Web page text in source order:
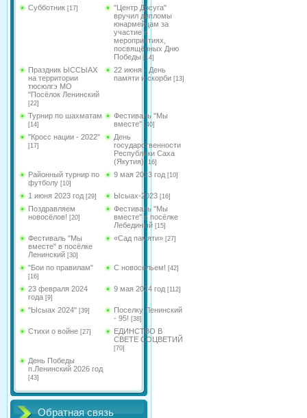
Субботник [17]
"Центр Досуга"
вручил дипломы
юнармейцам за
участие в
мероприятиях,
посвящённых Дню
Победы [14]
Праздник ЫССЫАХ
на территории
тюсюлгэ МО
"Посёлок Ленинский
[22]
22 июня - День
памяти и скорби [13]
Турнир по шахматам
[14]
Фестиваль "Мы
вместе" [40]
"Кросс нации - 2022"
[17]
День
государственности
Республики Саха
(Якутия) [16]
Районный турнир по
футболу [10]
9 мая 2023 год [10]
1 июня 2023 год [29] Ысыах-2023 [16]
Поздравляем
новосёлов! [20]
Фестиваль "Мы
вместе" в посёлке
Лебединый [15]
Фестиваль "Мы
вместе" в посёлке
Ленинский [30]
«Сад памяти» [27]
"Бои по правилам"
[16]
С новосельем! [42]
23 февраля 2024
года [9]
9 мая 2024 год [112]
"Ысыах 2024" [39]
Поселку Ленинский
- 95! [38]
Стихи о войне [27]
ЕДИНСТВО В
СВЕТЕ СОЦВЕТИЙ
[70]
День Победы
п.Ленинский 2026 год
[43]
Обратная связь